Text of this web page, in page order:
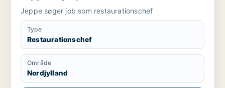
Jeppe søger job som restaurationschef
Type
Restaurationschef
Område
Nordjylland